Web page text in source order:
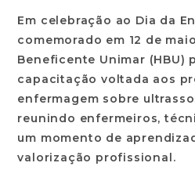
Em celebração ao Dia da
comemorado em 12 de
Beneficente Unimar (HBU)
capacitação voltada aos
enfermagem sobre
reunindo enfermeiros,
um momento de
valorização profissional.